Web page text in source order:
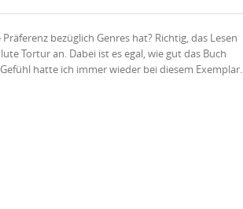
bezüglich Genres hat? Richtig, das Lesen
Tortur an. Dabei ist es egal, wie gut das Buch
hatte ich immer wieder bei diesem Exemplar.